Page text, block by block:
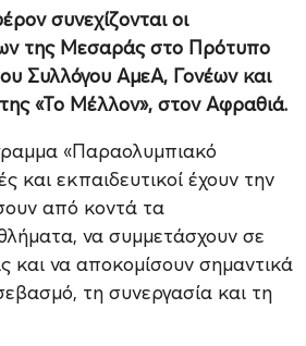
συνεχίζονται οι
της Μεσαράς στο Πρότυπο
Συλλόγου ΑμεΑ, Γονέων και
«Το Μέλλον», στον Αφραθιά.
«Παραολυμπιακό
και εκπαιδευτικοί έχουν την
από κοντά τα
να συμμετάσχουν σε
και να αποκομίσουν σημαντικά
τη συνεργασία και τη